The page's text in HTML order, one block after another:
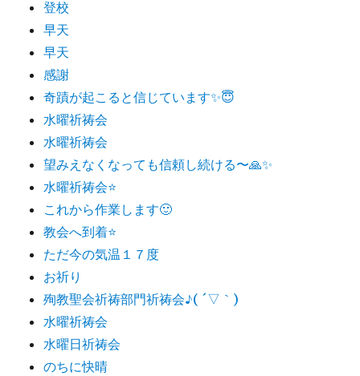
登校
早天
早天
感謝
奇蹟が起こると信じています✨😇
水曜祈祷会
水曜祈祷会
望みえなくなっても信頼し続ける〜🙏✨
水曜祈祷会⭐️
これから作業します🙂
教会へ到着⭐️
ただ今の気温１７度
お祈り
殉教聖会祈祷部門祈祷会♪( ´▽｀)
水曜祈祷会
水曜日祈祷会
のちに快晴